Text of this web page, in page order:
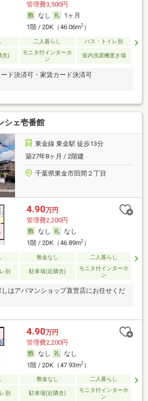
管理費3,500円
なし
1ヶ月
1階 / 2DK（46.06m2）
二人暮らし バス・トイレ別
含)
モニタ付インターホ
ン
室内洗濯機置き場
ド決済可・家賃カード決済可
シェ壱番館
東金線 東金駅 徒歩13分
築27年8ヶ月 / 2階建
千葉県東金市田間２丁目
4.90万円
管理費2,200円
なし
なし
1階 / 2DK（46.89m2）
敷金なし 二人暮らし
別 駐車場(近隣含)
モニタ付インターホ
ン
はアパマンショップ直営店にお任せくだ
4.90万円
管理費2,200円
なし
なし
1階 / 2DK（47.93m2）
敷金なし 二人暮らし
別 駐車場(近隣含)
モニタ付インターホ
ン